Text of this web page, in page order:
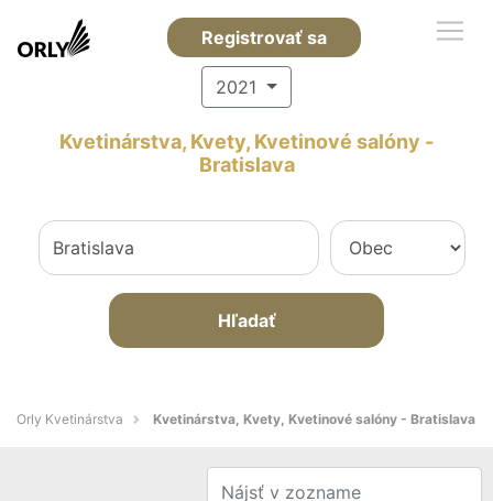
Registrovať sa
2021
Kvetinárstva, Kvety, Kvetinové salóny -
Bratislava
Hľadať
Orly Kvetinárstva Kvetinárstva, Kvety, Kvetinové salóny - Bratislava